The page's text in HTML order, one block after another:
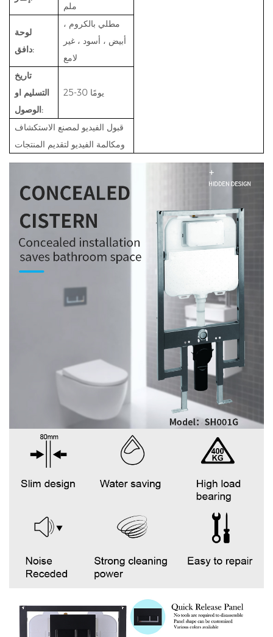
ملم
لوحة
دافق:
مطلي بالكروم ،
أبيض ، أسود ، غير
لامع
تاريخ
التسليم او
الوصول:
25-30 يومًا
قبول الفيديو لمصنع الاستكشاف
ومكالمة الفيديو لتقديم المنتجات